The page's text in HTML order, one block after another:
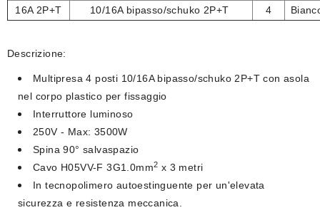
16A 2P+T
10/16A bipasso/schuko 2P+T 4
Descrizione:
Multipresa 4 posti 10/16A bipasso/schuko 2P+T con asola
nel corpo plastico per fissaggio
Interruttore luminoso
250V - Max: 3500W
Spina 90° salvaspazio
Cavo H05VV-F 3G1.0mm2 x 3 metri
In tecnopolimero autoestinguente per un'elevata
sicurezza e resistenza meccanica.